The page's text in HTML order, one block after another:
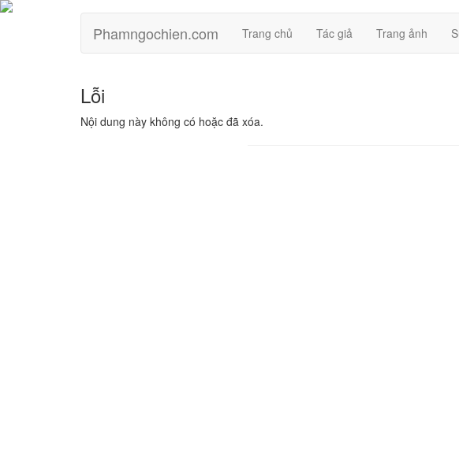
Phamngochien.com Trang chủ Tác giả Trang ảnh
Lỗi
Nội dung này không có hoặc đã xóa.